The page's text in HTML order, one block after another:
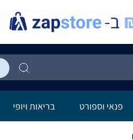
פנאי וספורט בריאות ויופי